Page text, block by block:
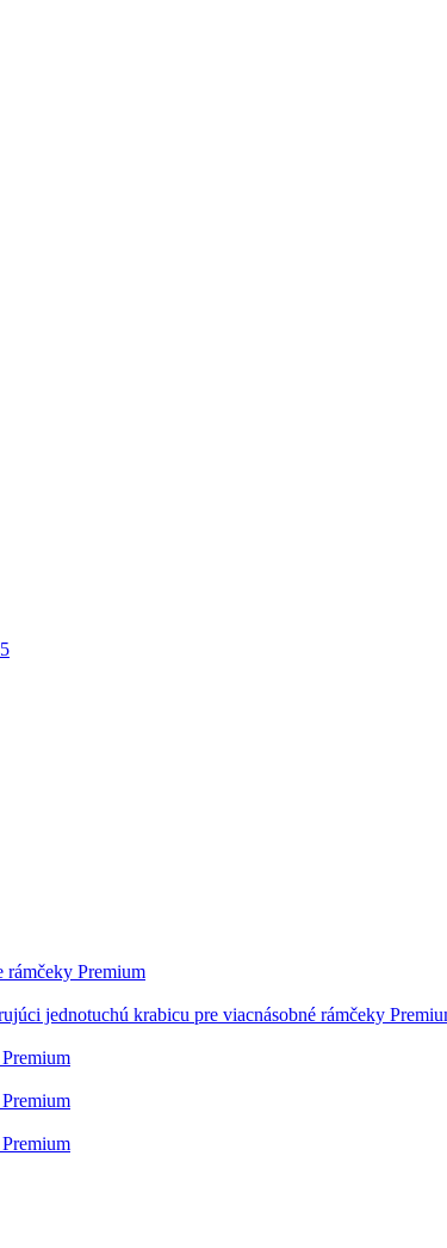
rámčeky Premium
jednotuchú krabicu pre viacnásobné rámčeky